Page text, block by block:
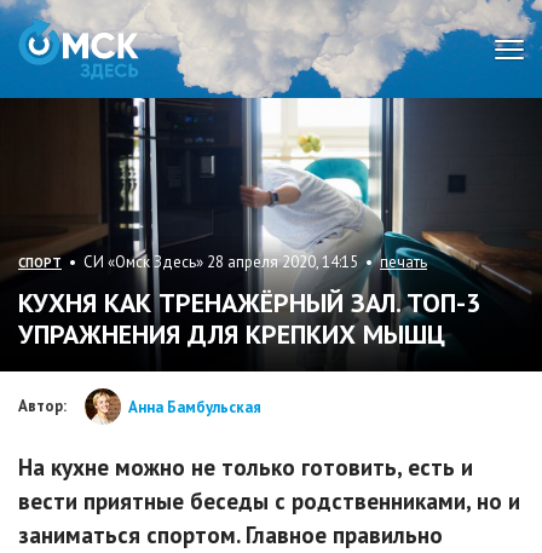
СПОРТ • СИ «Омск Здесь» 28 апреля 2020, 14:15 •печать
КУХНЯ КАК ТРЕНАЖЁРНЫЙ ЗАЛ. ТОП-3
УПРАЖНЕНИЯ ДЛЯ КРЕПКИХ МЫШЦ
Автор: Анна Бамбульская
На кухне можно не только готовить, есть и
вести приятные беседы с родственниками, но и
заниматься спортом. Главное правильно